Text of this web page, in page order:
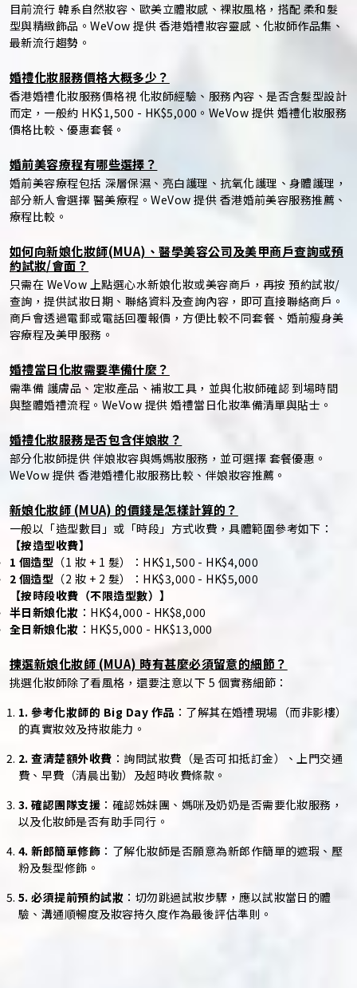
目前流行 韓系自然妝容、歐美立體妝感、裸妝風格，搭配 柔和髮
型與精緻飾品。WeVow 提供 香港婚禮妝容靈感、化妝師作品集、
最新流行趨勢。
婚禮化妝服務價格大概多少？
香港婚禮化妝服務價格視 化妝師經驗、服務內容、是否含髮型設計
而定，一般約 HK$1,500 - HK$5,000。WeVow 提供 婚禮化妝服務
價格比較、優惠套餐。
婚前美容療程有哪些選擇？
婚前美容療程包括 深層保濕、亮白護理、抗氧化護理、身體護理，
部分新人會選擇 醫美療程。WeVow 提供 香港婚前美容服務推薦、
療程比較。
如何向新娘化妝師(MUA)、醫學美容公司及美甲商戶查詢或預
約試妝/會面？
只需在 WeVow 上點選心水新娘化妝或美容商戶，再按 預約試妝/
查詢，提供試妝日期、聯絡資料及查詢內容，即可直接聯絡商戶。
商戶會透過電郵或電話回覆報價，方便比較不同套餐、婚前瘦身美
容療程及美甲服務。
婚禮當日化妝需要準備什麼？
需準備 護膚品、定妝產品、補妝工具，並與化妝師確認 到場時間
與整體婚禮流程。WeVow 提供 婚禮當日化妝準備清單與貼士。
婚禮化妝服務是否包含伴娘妝？
部分化妝師提供 伴娘妝容與媽媽妝服務，並可選擇 套餐優惠。
WeVow 提供 香港婚禮化妝服務比較、伴娘妝容推薦。
新娘化妝師 (MUA) 的價錢是怎樣計算的？
一般以「造型數目」或「時段」方式收費，具體範圍參考如下：
【按造型收費】
1 個造型 （1 妝 + 1 髮）：HK$1,500 - HK$4,000
2 個造型 （2 妝 + 2 髮）：HK$3,000 - HK$5,000
【按時段收費（不限造型數）】
半日新娘化妝 ：HK$4,000 - HK$8,000
全日新娘化妝 ：HK$5,000 - HK$13,000
揀選新娘化妝師 (MUA) 時有甚麼必須留意的細節？
挑選化妝師除了看風格，還要注意以下 5 個實務細節：
1. 參考化妝師的 Big Day 作品 ：了解其在婚禮現場（而非影樓）
的真實妝效及持妝能力。
2. 查清楚額外收費 ：詢問試妝費（是否可扣抵訂金）、上門交通
費、早費（清晨出勤）及超時收費條款。
3. 確認團隊支援 ：確認姊妹團、媽咪及奶奶是否需要化妝服務，
以及化妝師是否有助手同行。
4. 新郎簡單修飾 ：了解化妝師是否願意為新郎作簡單的遮瑕、壓
粉及髮型修飾。
5. 必須提前預約試妝 ：切勿跳過試妝步驟，應以試妝當日的體
驗、溝通順暢度及妝容持久度作為最後評估準則。